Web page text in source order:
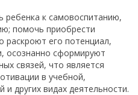
ребенка к самовоспитанию,
помочь приобрести
раскроют его потенциал,
осознанно сформируют
связей, что является
в учебной,
других видах деятельности.